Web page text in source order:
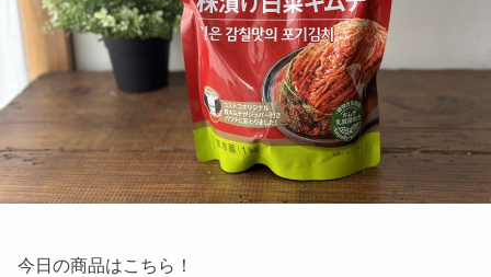
今日の商品はこちら！